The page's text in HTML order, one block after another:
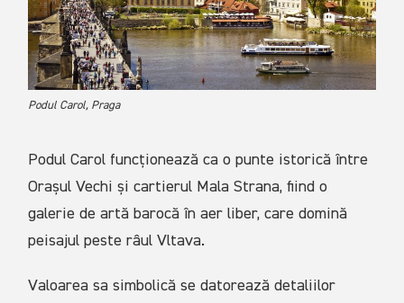
Podul Carol, Praga
Podul Carol funcționează ca o punte istorică între
Orașul Vechi și cartierul Mala Strana, fiind o
galerie de artă barocă în aer liber, care domină
peisajul peste râul Vltava.
Valoarea sa simbolică se datorează detaliilor